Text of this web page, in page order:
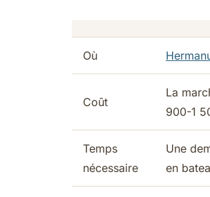
Où
Coût
La
900-1
Temps
nécessaire
Une
en